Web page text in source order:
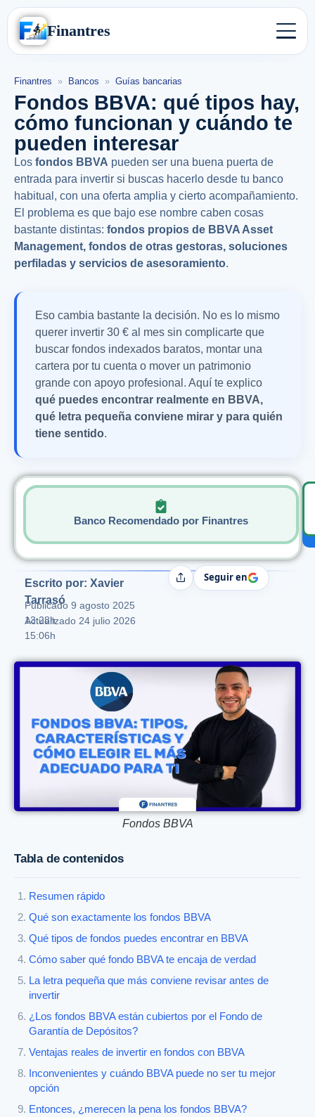
Finantres
Finantres » Bancos » Guías bancarias
Fondos BBVA: qué tipos hay,
cómo funcionan y cuándo te
pueden interesar
Los fondos BBVA pueden ser una buena puerta de
entrada para invertir si buscas hacerlo desde tu banco
habitual, con una oferta amplia y cierto acompañamiento.
El problema es que bajo ese nombre caben cosas
bastante distintas: fondos propios de BBVA Asset
Management, fondos de otras gestoras, soluciones
perfiladas y servicios de asesoramiento.
Eso cambia bastante la decisión. No es lo mismo
querer invertir 30 € al mes sin complicarte que
buscar fondos indexados baratos, montar una
cartera por tu cuenta o mover un patrimonio
grande con apoyo profesional. Aquí te explico
qué puedes encontrar realmente en BBVA,
qué letra pequeña conviene mirar y para quién
tiene sentido.
Banco Recomendado por Finantres
Escrito por: Xavier
Tarrasó
Publicado 9 agosto 2025
13:28h
Actualizado 24 julio 2026
15:06h
CompartirSeguir en
Fondos BBVA
Tabla de contenidos
Resumen rápido
Qué son exactamente los fondos BBVA
Qué tipos de fondos puedes encontrar en BBVA
Cómo saber qué fondo BBVA te encaja de verdad
La letra pequeña que más conviene revisar antes de
invertir
¿Los fondos BBVA están cubiertos por el Fondo de
Garantía de Depósitos?
Ventajas reales de invertir en fondos con BBVA
Inconvenientes y cuándo BBVA puede no ser tu mejor
opción
Entonces, ¿merecen la pena los fondos BBVA?